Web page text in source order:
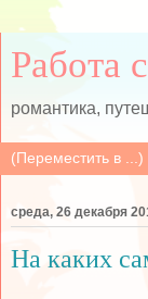
Работа
романтика,
среда, 26 декабря
На каких